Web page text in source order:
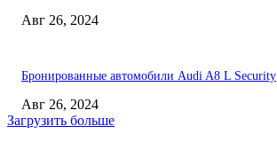
Авг 26, 2024
Бронированные автомобили Audi A8 L Security
Авг 26, 2024
Загрузить больше